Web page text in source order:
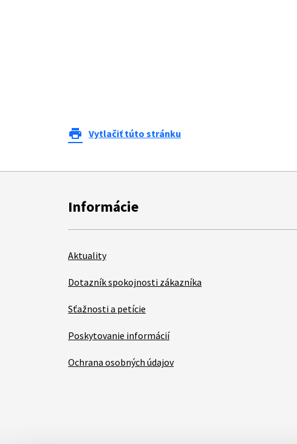
print Vytlačiť túto stránku
Informácie
Aktuality
Dotazník spokojnosti zákazníka
Sťažnosti a petície
Poskytovanie informácií
Ochrana osobných údajov